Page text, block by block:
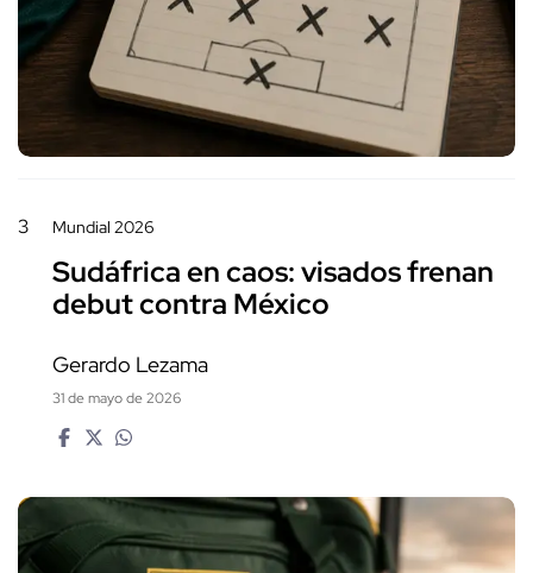
3 Mundial 2026
Sudáfrica en caos: visados frenan
debut contra México
Gerardo Lezama
31 de mayo de 2026